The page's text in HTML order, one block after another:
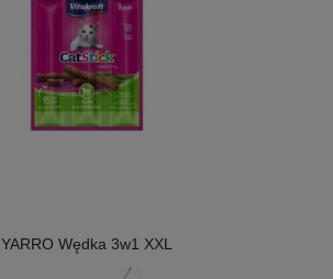
YARRO Wędka 3w1 XXL